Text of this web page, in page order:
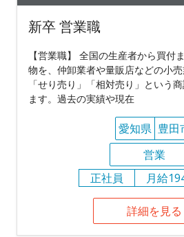
新卒 営業職
【営業職】 全国の生産者から買付
物を、仲卸業者や量販店などの小売
「せり売り」「相対売り」という
ます。過去の実績や現在
愛知県 豊田
営業
正社員
月給
詳細を見る